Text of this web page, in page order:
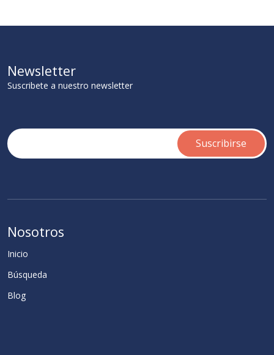
Newsletter
Suscribete a nuestro newsletter
Nosotros
Inicio
Búsqueda
Blog